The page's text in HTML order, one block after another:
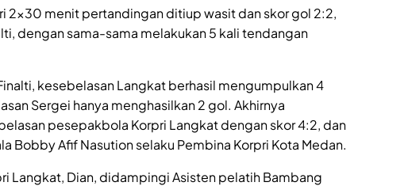
2×30 menit pertandingan ditiup wasit dan skor gol 2:2,
dengan sama-sama melakukan 5 kali tendangan
kesebelasan Langkat berhasil mengumpulkan 4
Sergei hanya menghasilkan 2 gol. Akhirnya
pesepakbola Korpri Langkat dengan skor 4:2, dan
Bobby Afif Nasution selaku Pembina Korpri Kota Medan.
Langkat, Dian, didampingi Asisten pelatih Bambang